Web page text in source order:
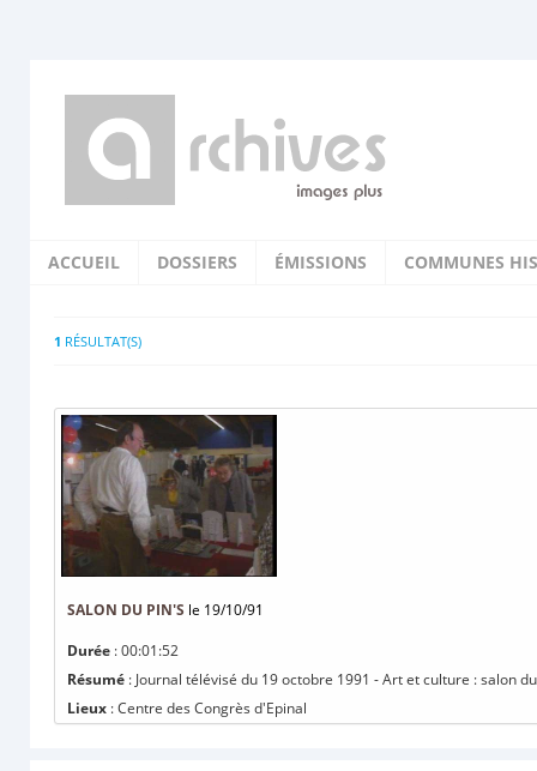
ACCUEIL DOSSIERS ÉMISSIONS COMMUNES
1 RÉSULTAT(S)
SALON DU PIN'S le 19/10/91
Durée : 00:01:52
Résumé : Journal télévisé du 19 octobre 1991 - Art et culture : salon
Lieux : Centre des Congrès d'Epinal